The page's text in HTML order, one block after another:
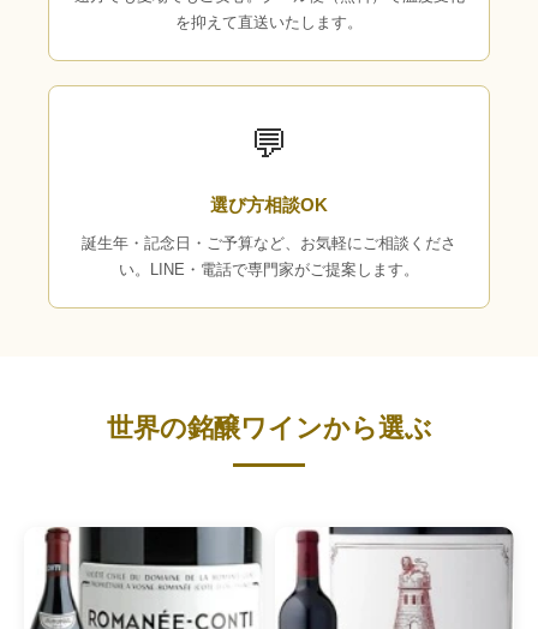
を抑えて直送いたします。
💬
選び方相談OK
誕生年・記念日・ご予算など、お気軽にご相談くださ
い。LINE・電話で専門家がご提案します。
世界の銘醸ワインから選ぶ